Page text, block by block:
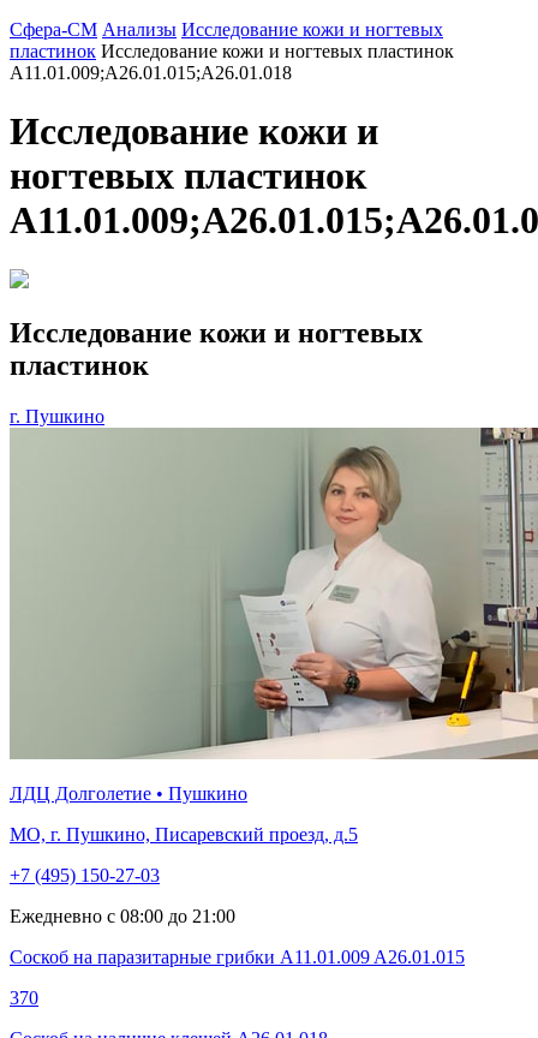
Сфера-СМ Анализы Исследование кожи и ногтевых
пластинок Исследование кожи и ногтевых пластинок
A11.01.009;A26.01.015;A26.01.018
Исследование кожи и
ногтевых пластинок
Исследование кожи и ногтевых
пластинок
г. Пушкино
ЛДЦ Долголетие • Пушкино
МО, г. Пушкино, Писаревский проезд, д.5
+7 (495) 150-27-03
Ежедневно с 08:00 до 21:00
Соскоб на паразитарные грибки A11.01.009 A26.01.015
370